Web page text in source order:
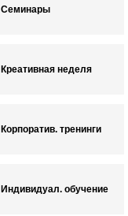
Семинары
Креативная неделя
Корпоратив. тренинги
Индивидуал. обучение